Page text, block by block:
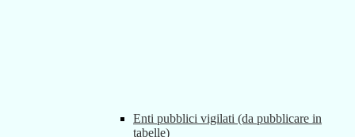
Enti pubblici vigilati (da pubblicare in
tabelle)